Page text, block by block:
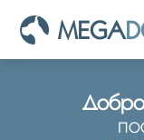
MEGA
Добро